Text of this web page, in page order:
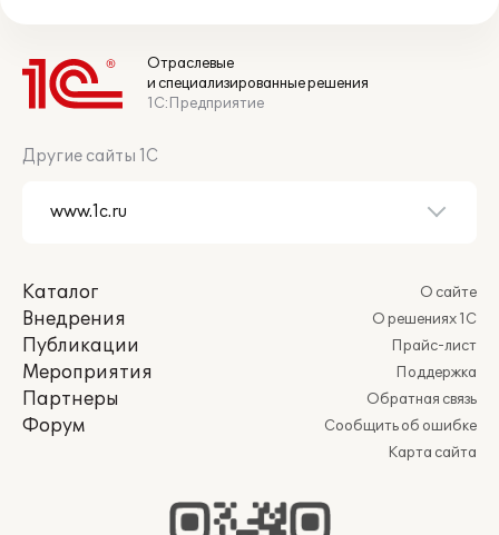
Отраслевые
и специализированные решения
1С:Предприятие
Другие сайты 1С
Каталог
Внедрения
Публикации
Мероприятия
Партнеры
Форум
О сайте
О решениях 1С
Прайс-лист
Поддержка
Обратная связь
Сообщить об ошибке
Карта сайта